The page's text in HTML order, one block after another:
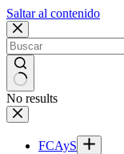
Saltar al contenido
No results
FCAyS